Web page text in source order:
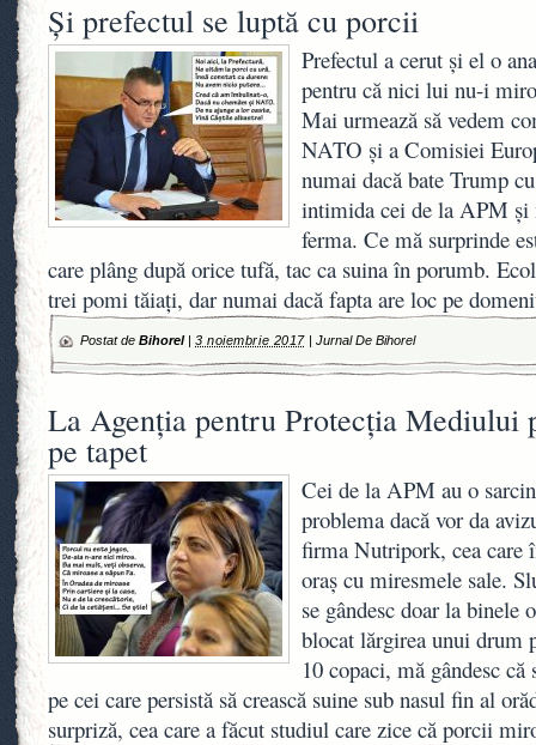
Și prefectul se luptă cu porcii
Prefectul a cerut și el o
pentru că nici lui nu-i
Mai urmează să vedem
NATO și a Comisiei
numai dacă bate Trump
intimida cei de la APM și
ferma. Ce mă surprinde
care plâng după orice tufă, tac ca suina în porumb.
trei pomi tăiați, dar numai dacă fapta are loc pe
Postat de Bihorel| 3 noiembrie 2017| Jurnal De Bihorel
La Agenția pentru Protecția Mediului
pe tapet
Cei de la APM au o
problema dacă vor da
firma Nutripork, cea care
oraș cu miresmele sale.
se gândesc doar la binele
blocat lărgirea unui drum
10 copaci, mă gândesc
pe cei care persistă să crească suine sub nasul fin al
surpriză, cea care a făcut studiul care zice că porcii